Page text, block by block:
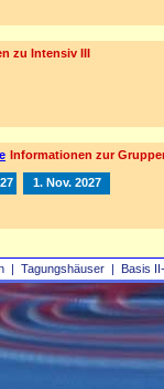
| Tagungshäuser | Basis
zu Intensiv III
Informationen zur
1. Nov. 2027